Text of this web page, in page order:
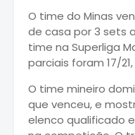
O time do Minas
de casa por 3 sets
time na Superliga
parciais foram 17/21,
O time mineiro
que venceu, e
elenco qualificado